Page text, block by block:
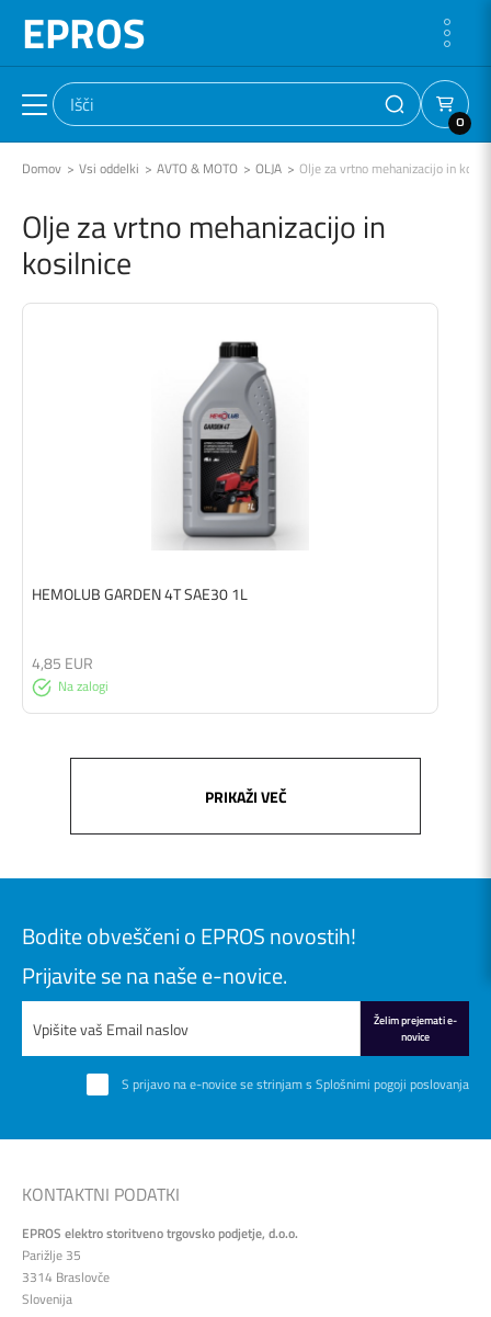
EPROS
0
Domov Vsi oddelki AVTO & MOTO OLJA Olje za vrtno mehanizacijo in
Olje za vrtno mehanizacijo in
kosilnice
HEMOLUB GARDEN 4T SAE30 1L
Na zalogi
4,85 EUR
PRIKAŽI VEČ
Bodite obveščeni o EPROS novostih!
Prijavite se na naše e-novice.
Želim prejemati e-
novice
S prijavo na e-novice se strinjam s Splošnimi pogoji poslovanja
KONTAKTNI PODATKI
EPROS elektro storitveno trgovsko podjetje, d.o.o.
Parižlje 35
3314 Braslovče
Slovenija